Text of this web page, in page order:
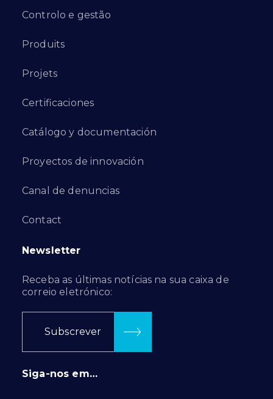
Controlo e gestão
Produits
Projets
Certificaciones
Catálogo y documentación
Proyectos de innovación
Canal de denuncias
Contact
Newsletter
Receba as últimas notícias na sua caixa de
correio eletrónico:
Subscrever
Siga-nos em…